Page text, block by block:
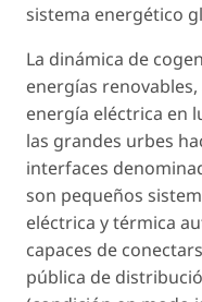
sistema energético
La dinámica de
energías
energía eléctrica en
las grandes urbes
interfaces
son pequeños
eléctrica y térmica
capaces de
pública de